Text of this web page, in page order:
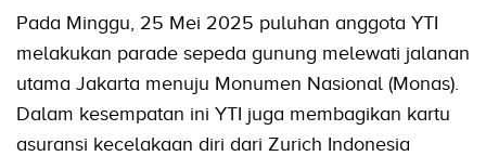
Pada Minggu, 25 Mei 2025 puluhan anggota YTI
melakukan parade sepeda gunung melewati jalanan
utama Jakarta menuju Monumen Nasional (Monas).
Dalam kesempatan ini YTI juga membagikan kartu
asuransi kecelakaan diri dari Zurich Indonesia